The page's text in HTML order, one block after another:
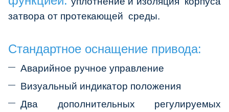
затвора от протекающей среды.
Стандартное оснащение привода:
Аварийное ручное управление
Визуальный индикатор положения
Два дополнительных регулируемых